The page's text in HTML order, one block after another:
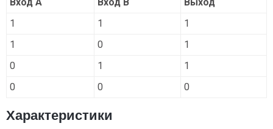
Вход A Вход B
Выход
1
1
1
1
0
1
0
1
1
0
0 0
Характеристики